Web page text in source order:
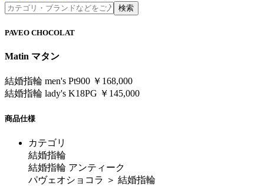
PAVEO CHOCOLAT
Matin マタン
結婚指輪 men's Pt900 ￥168,000
結婚指輪 lady's K18PG ￥145,000
商品仕様
カテゴリ
結婚指輪
結婚指輪 アンティーク
パヴェオショコラ ＞ 結婚指輪